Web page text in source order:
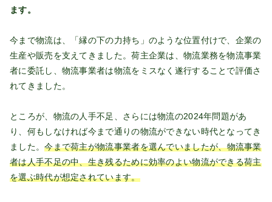
ます。
今まで物流は、「縁の下の力持ち」のような位置付けで、企業の
生産や販売を支えてきました。荷主企業は、物流業務を物流事業
者に委託し、物流事業者は物流をミスなく遂行することで評価さ
れてきました。
ところが、物流の人手不足、さらには物流の2024年問題があ
り、何もしなければ今まで通りの物流ができない時代となってき
ました。今まで荷主が物流事業者を選んでいましたが、物流事業
者は人手不足の中、生き残るために効率のよい物流ができる荷主
を選ぶ時代が想定されています。